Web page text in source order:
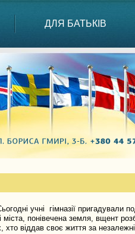
ДЛЯ БАТЬКІВ
учні гімназії пригадували
понівечена земля, вщент
віддав своє життя за